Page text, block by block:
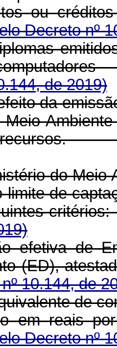
ou
Decreto nº
de 2019)
da
do Meio
limite de
critérios:
efetiva de
(ED),
10.144, de
de
em reais
Decreto nº